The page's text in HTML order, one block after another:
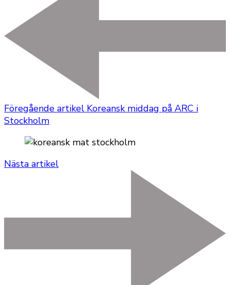
Föregående artikel Koreansk middag på ARC i
Stockholm
Nästa artikel